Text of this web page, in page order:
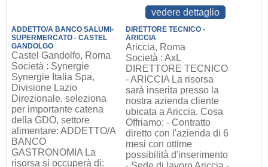
vedere dettaglio
ADDETTO/A BANCO SALUMI-
SUPERMERCATO - CASTEL
GANDOLGO
Castel Gandolfo, Roma
Società : Synergie
Synergie Italia Spa,
Divisione Lazio
Direzionale, seleziona
per importante catena
della GDO, settore
alimentare: ADDETTO/A
BANCO
GASTRONOMIA La
risorsa si occuperà di:
DIRETTORE TECNICO -
ARICCIA
Ariccia, Roma
Società : AxL
DIRETTORE TECNICO
- ARICCIA La risorsa
sarà inserita presso la
nostra azienda cliente
ubicata a Ariccia. Cosa
Offriamo: - Contratto
diretto con l'azienda di 6
mesi con ottime
possibilità d'inserimento